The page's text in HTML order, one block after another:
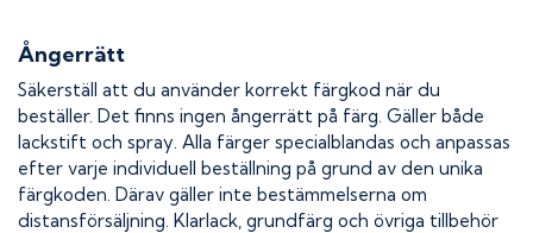
Ångerrätt
Säkerställ att du använder korrekt färgkod när du
beställer. Det finns ingen ångerrätt på färg. Gäller både
lackstift och spray. Alla färger specialblandas och anpassas
efter varje individuell beställning på grund av den unika
färgkoden. Därav gäller inte bestämmelserna om
distansförsäljning. Klarlack, grundfärg och övriga tillbehör